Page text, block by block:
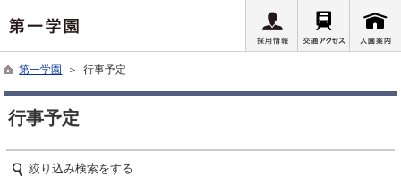
第一学園 ＞ 行事予定
行事予定
絞り込み検索をする